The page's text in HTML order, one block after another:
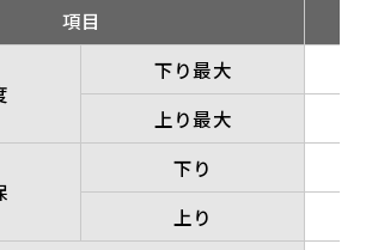
項目
下り最大
上り最大
下り
上り